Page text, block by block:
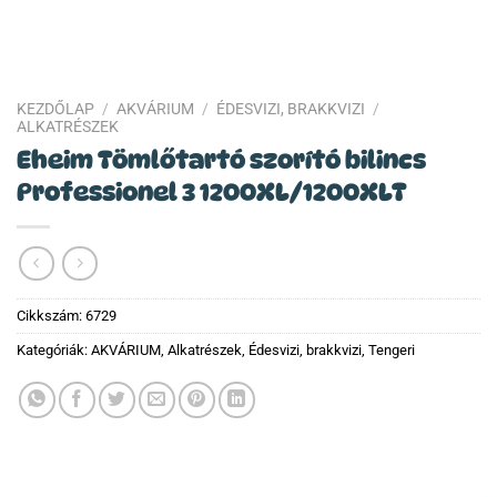
KEZDŐLAP / AKVÁRIUM / ÉDESVIZI, BRAKKVIZI /
ALKATRÉSZEK
Eheim Tömlőtartó szorító bilincs
Professionel 3 1200XL/1200XLT
Cikkszám: 6729
Kategóriák: AKVÁRIUM, Alkatrészek, Édesvizi, brakkvizi, Tengeri